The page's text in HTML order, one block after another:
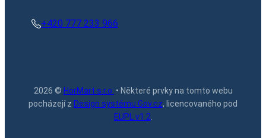
+420 777 233 966
2026 © HorMart s.r.o. • Některé prvky na tomto webu
pocházejí z Design systému Gov.cz, licencovaného pod
EUPL v1.2.